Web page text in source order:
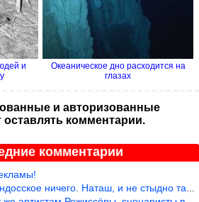
и
Океаническое дно расходится на
глазах
и авторизованные
оставлять комментарии.
комментарии
ничего. Наташ, и не стыдно такую фигн